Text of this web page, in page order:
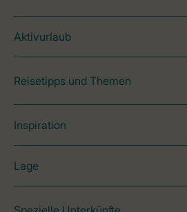
Aktivurlaub
Reisetipps und Themen
Inspiration
Lage